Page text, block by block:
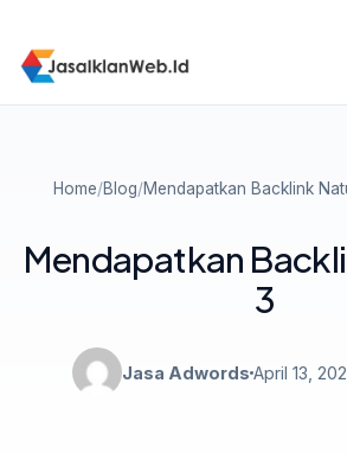
Home/Blog/Mendapatkan Backlink
Mendapatkan
3
Jasa Adwords April 13,